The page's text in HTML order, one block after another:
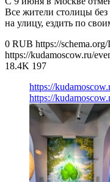
Все жители столицы
на улицу, ездить по
0 RUB https://
https://kudamoscow.ru/
18.4K 197
https://
https://